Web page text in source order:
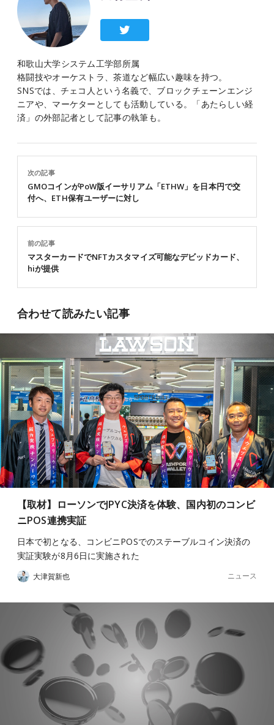
和歌山大学システム工学部所属
格闘技やオーケストラ、茶道など幅広い趣味を持つ。
SNSでは、チェコ人という名義で、ブロックチェーンエンジ
ニアや、マーケターとしても活動している。「あたらしい経
済」の外部記者として記事の執筆も。
前の記事
マスターカードでNFTカスタマイズ可能なデビッドカード、
hiが提供
次の記事
GMOコインがPoW版イーサリアム「ETHW」を日本円で交
付へ、ETH保有ユーザーに対し
合わせて読みたい記事
【取材】ローソンでJPYC決済を体験、国内初のコンビ
ニPOS連携実証
日本で初となる、コンビニPOSでのステーブルコイン決済の
実証実験が8月6日に実施された
大津賀新也 ニュース